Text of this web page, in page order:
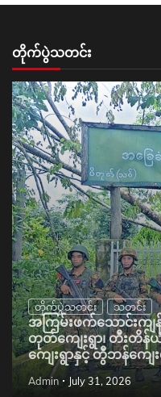
တိုက်ပွဲသတင်း
တိုက်ပွဲသတင်း သတင်း
အကြမ်းဖက်သောင်းကျ
တုတ်ကျေးရွာ၊ တီးတိန်ယံ
ကျေးရွာနှင့် တွီဘန်ကျ
Admin July 31, 2026